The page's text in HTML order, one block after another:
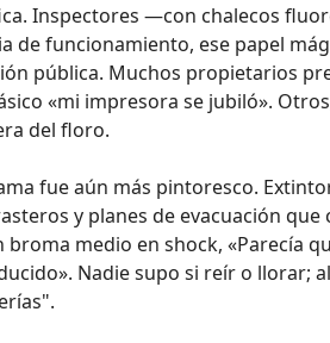
Inspectores —con chalecos
de funcionamiento, ese papel
pública. Muchos propietarios
«mi impresora se jubiló».
del floro.
fue aún más pintoresco.
y planes de evacuación
medio en shock, «Parecía
Nadie supo si reír o llorar;